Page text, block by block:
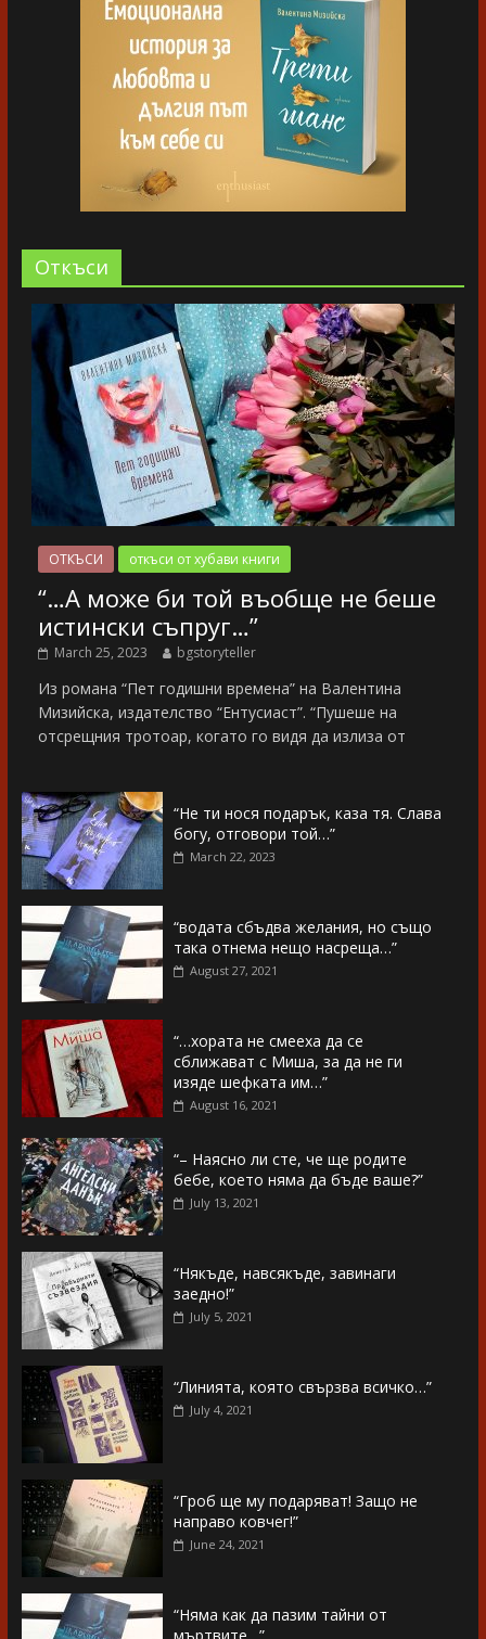
Oткъси
ОТКЪСИ откъси от хубави книги
“…А може би той въобще не беше
истински съпруг…”
March 25, 2023 bgstoryteller
Из романа “Пет годишни времена” на Валентина
Мизийска, издателство “Ентусиаст”. “Пушеше на
отсрещния тротоар, когато го видя да излиза от
“Не ти нося подарък, каза тя. Слава
богу, отговори той…”
March 22, 2023
“водата сбъдва желания, но също
така отнема нещо насреща…”
August 27, 2021
“…хората не смееха да се
сближават с Миша, за да не ги
изяде шефката им…”
August 16, 2021
“– Наясно ли сте, че ще родите
бебе, което няма да бъде ваше?”
July 13, 2021
“Някъде, навсякъде, завинаги
заедно!”
July 5, 2021
“Линията, която свързва всичко…”
July 4, 2021
“Гроб ще му подаряват! Защо не
направо ковчег!”
June 24, 2021
“Няма как да пазим тайни от
мъртвите…”